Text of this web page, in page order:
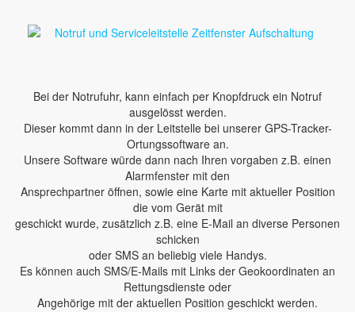
Bei der Notrufuhr, kann einfach per Knopfdruck ein Notruf
ausgelösst werden.
Dieser kommt dann in der Leitstelle bei unserer GPS-Tracker-
Ortungssoftware an.
Unsere Software würde dann nach Ihren vorgaben z.B. einen
Alarmfenster mit den
Ansprechpartner öffnen, sowie eine Karte mit aktueller Position
die vom Gerät mit
geschickt wurde, zusätzlich z.B. eine E-Mail an diverse Personen
schicken
oder SMS an beliebig viele Handys.
Es können auch SMS/E-Mails mit Links der Geokoordinaten an
Rettungsdienste oder
Angehörige mit der aktuellen Position geschickt werden.